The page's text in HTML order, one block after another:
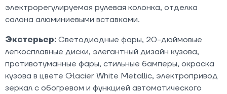
электрорегулируемая рулевая колонка, отделка
салона алюминиевыми вставками.
Экстерьер: Светодиодные фары, 20-дюймовые
легкосплавные диски, элегантный дизайн кузова,
противотуманные фары, стильные бамперы, окраска
кузова в цвете Glacier White Metallic, электропривод
зеркал с обогревом и функцией автоматического